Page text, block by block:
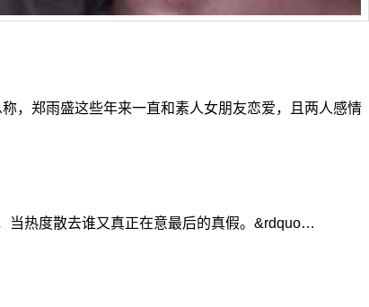
郑雨盛这些年来一直和素人女朋友恋爱，且两人感情
热度散去谁又真正在意最后的真假。&rdquo…